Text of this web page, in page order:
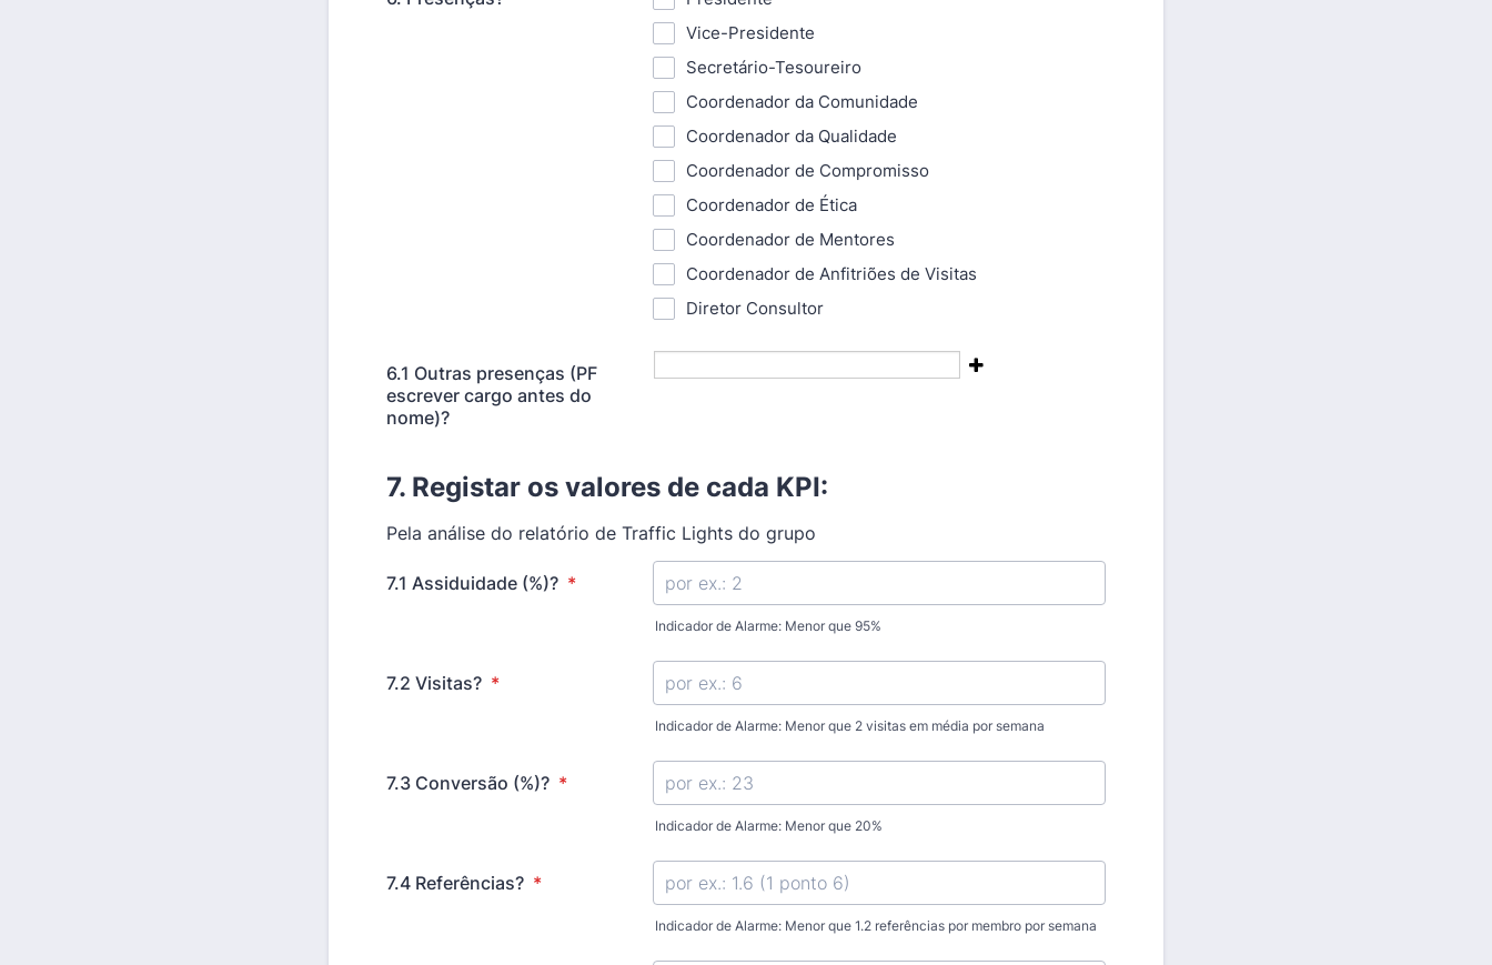
Vice-Presidente
Secretário-Tesoureiro
Coordenador da Comunidade
Coordenador da Qualidade
Coordenador de Compromisso
Coordenador de Ética
Coordenador de Mentores
Coordenador de Anfitriões de Visitas
Diretor Consultor
6.1 Outras presenças (PF
escrever cargo antes do
nome)?
7. Registar os valores de cada KPI:
Pela análise do relatório de Traffic Lights do grupo
7.1 Assiduidade (%)? *
Indicador de Alarme: Menor que 95%
7.2 Visitas? *
Indicador de Alarme: Menor que 2 visitas em média por semana
7.3 Conversão (%)? *
Indicador de Alarme: Menor que 20%
7.4 Referências? *
Indicador de Alarme: Menor que 1.2 referências por membro por semana